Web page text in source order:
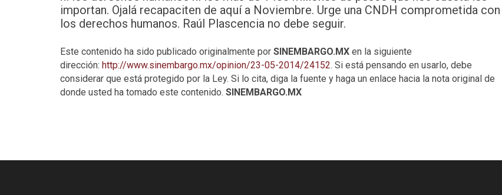
importan. Ojalá recapaciten de aquí a Noviembre. Urge una CNDH comprometida con
los derechos humanos. Raúl Plascencia no debe seguir.
Este contenido ha sido publicado originalmente por SINEMBARGO.MX en la siguiente
dirección: http://www.sinembargo.mx/opinion/23-05-2014/24152. Si está pensando en usarlo, debe
considerar que está protegido por la Ley. Si lo cita, diga la fuente y haga un enlace hacia la nota original de
donde usted ha tomado este contenido. SINEMBARGO.MX